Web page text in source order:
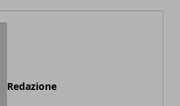
Redazione